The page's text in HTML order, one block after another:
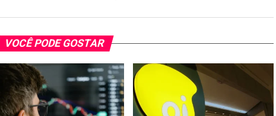
VOCÊ PODE GOSTAR